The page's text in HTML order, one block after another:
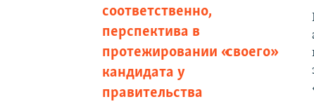
соответственно,
перспектива в
протежировании «своего»
кандидата у
правительства